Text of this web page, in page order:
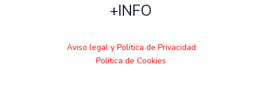
+INFO
Aviso legal y Política de Privacidad
Política de Cookies